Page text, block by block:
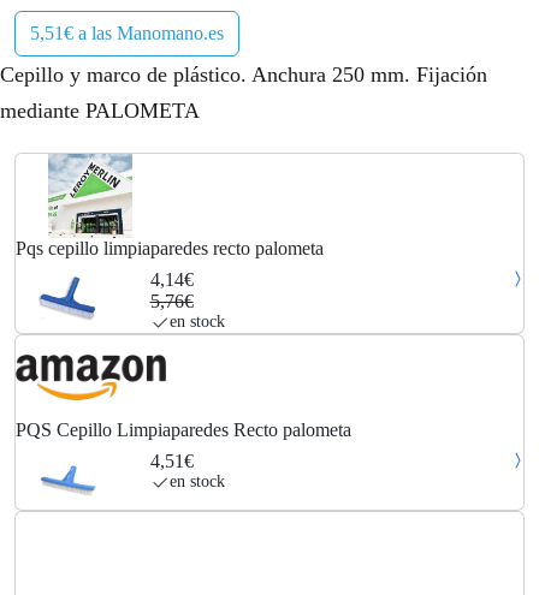
5,51€ a las Manomano.es
Cepillo y marco de plástico. Anchura 250 mm. Fijación
mediante PALOMETA
Pqs cepillo limpiaparedes recto palometa
4,14€
5,76€
en stock
PQS Cepillo Limpiaparedes Recto palometa
4,51€
en stock